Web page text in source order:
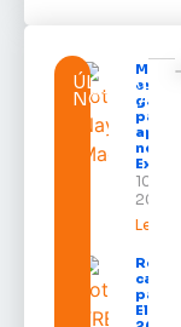
ÚLTIMAS
NOTÍCIAS
Mais
para
10 de
2026
Leia
para